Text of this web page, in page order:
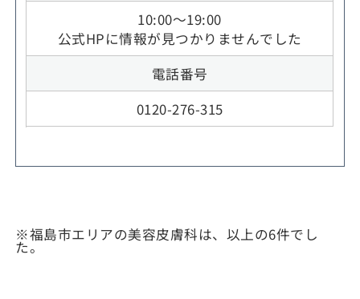
10:00～19:00
公式HPに情報が見つかりませんでした
電話番号
0120-276-315
※福島市エリアの美容皮膚科は、以上の6件でし
た。